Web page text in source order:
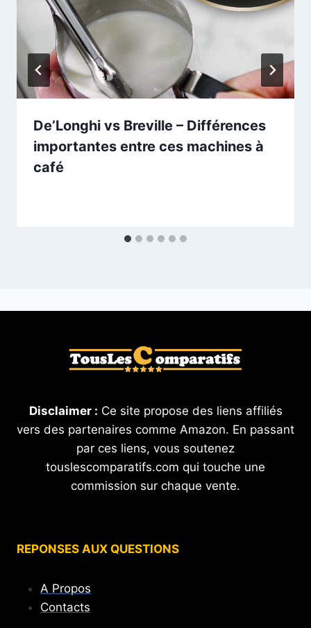
De’Longhi vs Breville – Différences
importantes entre ces machines à
café
Disclaimer : Ce site propose des liens affiliés
vers des partenaires comme Amazon. En passant
par ces liens, vous soutenez
touslescomparatifs.com qui touche une
commission sur chaque vente.
REPONSES AUX QUESTIONS
A Propos
Contacts